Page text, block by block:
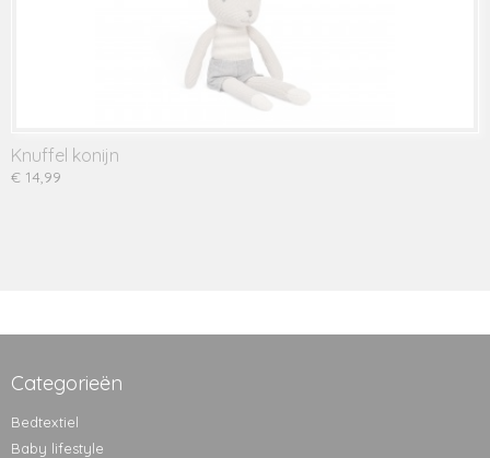
Knuffel konijn
€ 14,99
Categorieën
Bedtextiel
Baby lifestyle